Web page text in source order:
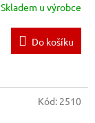
Skladem u výrobce
Do košíku
Kód: 2510